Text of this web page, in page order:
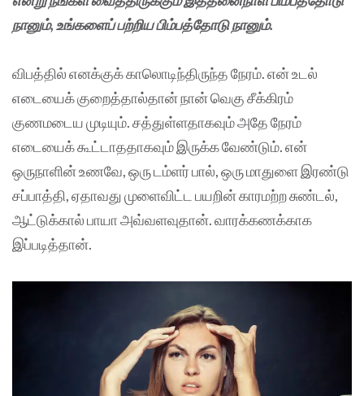
நானும், உங்களைப் பற்றிய பிம்பத்தோடு நானும்.
விபத்தில் எனக்குக் காலொடிந்திருந்த நேரம். என் உடல்
எடையைக் குறைத்தால்தான் நான் வெகு சீக்கிரம்
குணமடைய முடியும். சத்துள்ளதாகவும் அதே நேரம்
எடையைக் கூட்டாததாகவும் இருக்க வேண்டும். என்
ஒருநாளின் உணவே, ஒரு டம்ளர் பால், ஒரு மாதுளை இரண்டு
சப்பாத்தி, ஏதாவது முளைவிட்ட பயறின் காரமற்ற சுண்டல்,
ஆட்டுக்கால் பாயா அவ்வளவுதான். வாரக்கணக்காக
இப்படித்தான்.